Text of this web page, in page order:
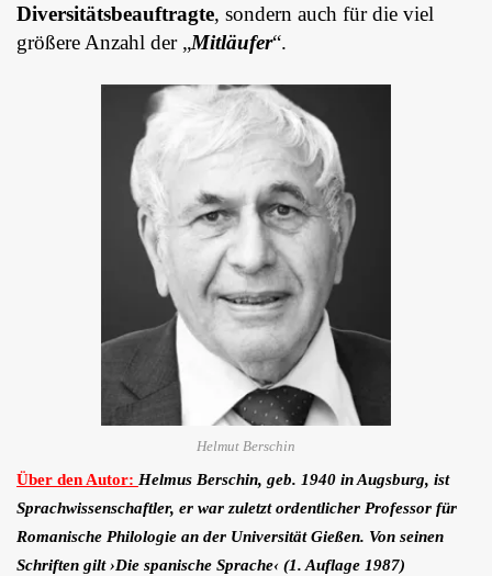
Diversitätsbeauftragte, sondern auch für die viel
größere Anzahl der „Mitläufer“.
Helmut Berschin
Über den Autor: Helmus Berschin, geb. 1940 in Augsburg, ist
Sprachwissenschaftler, er war zuletzt ordentlicher Professor für
Romanische Philologie an der Universität Gießen. Von seinen
Schriften gilt ›Die spanische Sprache‹ (1. Auflage 1987)